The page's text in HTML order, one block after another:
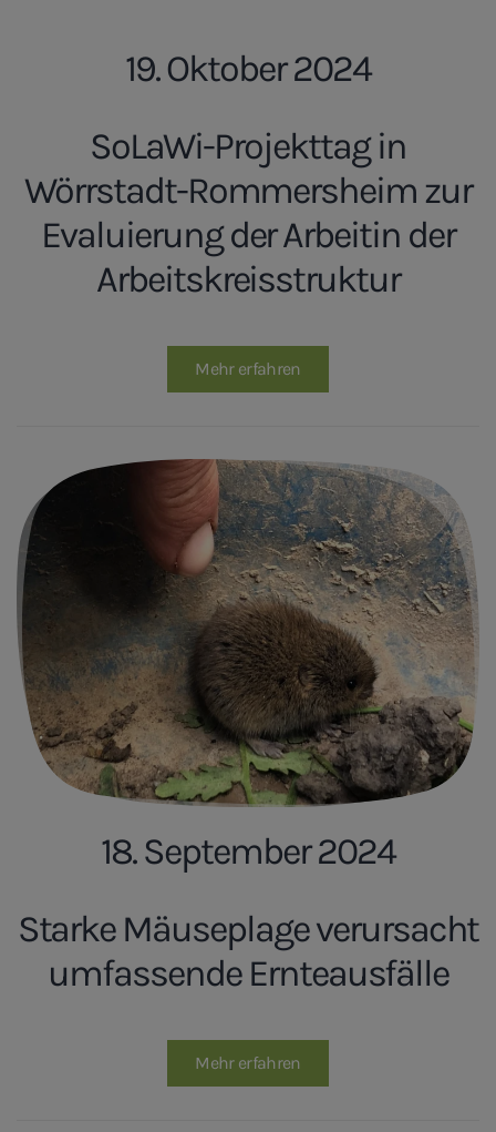
19. Oktober 2024
SoLaWi-Projekttag in
Wörrstadt-Rommersheim zur
Evaluierung der Arbeitin der
Arbeitskreisstruktur
Mehr erfahren
18. September 2024
Starke Mäuseplage verursacht
umfassende Ernteausfälle
Mehr erfahren